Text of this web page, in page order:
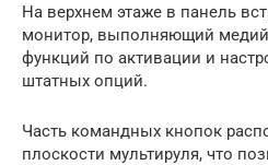
На верхнем этаже в панель
монитор, выполняющий
функций по активации и
штатных опций.
Часть командных кнопок
плоскости мультируля, что